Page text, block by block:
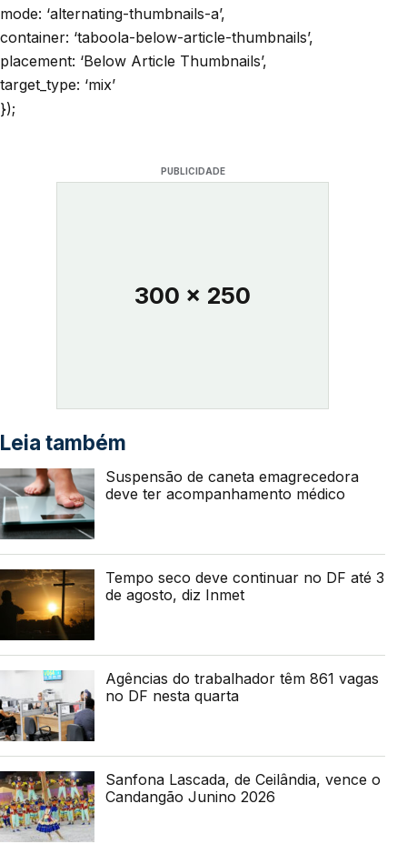
mode: ‘alternating-thumbnails-a’,
container: ‘taboola-below-article-thumbnails’,
placement: ‘Below Article Thumbnails’,
target_type: ‘mix’
});
PUBLICIDADE
300 x 250
Leia também
Suspensão de caneta emagrecedora
deve ter acompanhamento médico
Tempo seco deve continuar no DF até 3
de agosto, diz Inmet
Agências do trabalhador têm 861 vagas
no DF nesta quarta
Sanfona Lascada, de Ceilândia, vence o
Candangão Junino 2026